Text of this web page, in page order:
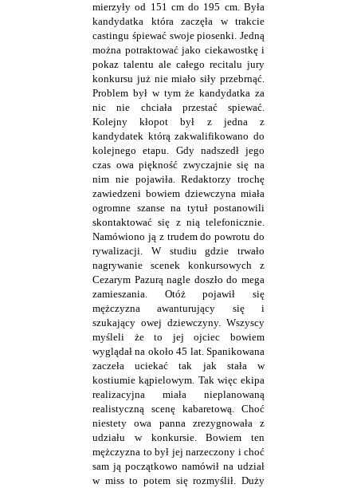
mierzyły od 151 cm do 195 cm. Była
kandydatka która zaczęła w trakcie
castingu śpiewać swoje piosenki. Jedną
można potraktować jako ciekawostkę i
pokaz talentu ale całego recitalu jury
konkursu już nie miało siły przebrnąć.
Problem był w tym że kandydatka za
nic nie chciała przestać spiewać.
Kolejny kłopot był z jedna z
kandydatek którą zakwalifikowano do
kolejnego etapu. Gdy nadszedł jego
czas owa piękność zwyczajnie się na
nim nie pojawiła. Redaktorzy trochę
zawiedzeni bowiem dziewczyna miała
ogromne szanse na tytuł postanowili
skontaktować się z nią telefonicznie.
Namówiono ją z trudem do powrotu do
rywalizacji. W studiu gdzie trwało
nagrywanie scenek konkursowych z
Cezarym Pazurą nagle doszło do mega
zamieszania. Otóż pojawił się
mężczyzna awanturujący się i
szukający owej dziewczyny. Wszyscy
myśleli że to jej ojciec bowiem
wyglądał na około 45 lat. Spanikowana
zaczeła uciekać tak jak stała w
kostiumie kąpielowym. Tak więc ekipa
realizacyjna miała nieplanowaną
realistyczną scenę kabaretową. Choć
niestety owa panna zrezygnowała z
udziału w konkursie. Bowiem ten
mężczyzna to był jej narzeczony i choć
sam ją początkowo namówił na udział
w miss to potem się rozmyślił. Duży